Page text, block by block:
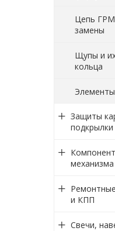
Цепь
замены
Щупы и
кольца
Защиты
подкрылки
механизма
и КПП
Свечи,